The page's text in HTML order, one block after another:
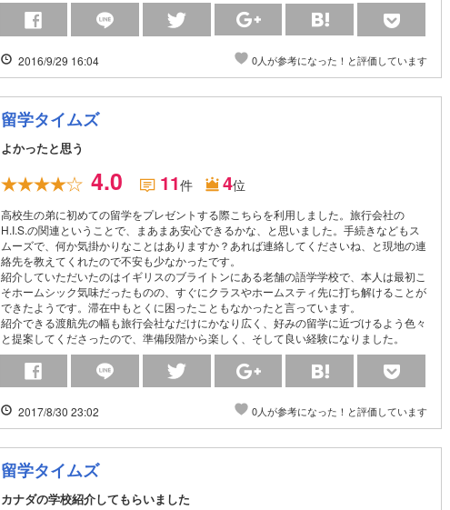
2016/9/29 16:04 0人が参考になった！と評価しています
留学タイムズ
よかったと思う
4.0 11件 4位
高校生の弟に初めての留学をプレゼントする際こちらを利用しました。旅行会社の
H.I.S.の関連ということで、まあまあ安心できるかな、と思いました。手続きなどもス
ムーズで、何か気掛かりなことはありますか？あれば連絡してくださいね、と現地の連
絡先を教えてくれたので不安も少なかったです。
紹介していただいたのはイギリスのブライトンにある老舗の語学学校で、本人は最初こ
そホームシック気味だったものの、すぐにクラスやホームスティ先に打ち解けることが
できたようです。滞在中もとくに困ったこともなかったと言っています。
紹介できる渡航先の幅も旅行会社なだけにかなり広く、好みの留学に近づけるよう色々
と提案してくださったので、準備段階から楽しく、そして良い経験になりました。
2017/8/30 23:02 0人が参考になった！と評価しています
留学タイムズ
カナダの学校紹介してもらいました